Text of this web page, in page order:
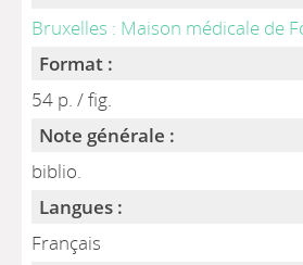
Bruxelles : Maison médicale de
Format :
54 p. / fig.
Note générale :
biblio.
Langues :
Français